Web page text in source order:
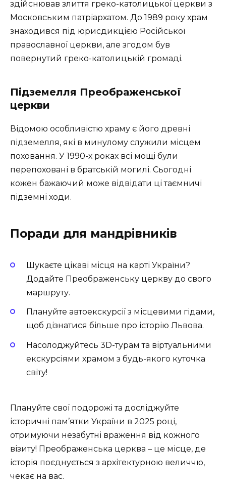
здійснював злиття греко-католицької церкви з
Московським патріархатом. До 1989 року храм
знаходився під юрисдикцією Російської
православної церкви, але згодом був
повернутий греко-католицькій громаді.
Підземелля Преображенської
церкви
Відомою особливістю храму є його древні
підземелля, які в минулому служили місцем
поховання. У 1990-х роках всі мощі були
перепоховані в братській могилі. Сьогодні
кожен бажаючий може відвідати ці таємничі
підземні ходи.
Поради для мандрівників
Шукаєте цікаві місця на карті України?
Додайте Преображенську церкву до свого
маршруту.
Плануйте автоекскурсії з місцевими гідами,
щоб дізнатися більше про історію Львова.
Насолоджуйтесь 3D-турам та віртуальними
екскурсіями храмом з будь-якого куточка
світу!
Плануйте свої подорожі та досліджуйте
історичні пам’ятки України в 2025 році,
отримуючи незабутні враження від кожного
візиту! Преображенська церква – це місце, де
історія поєднується з архітектурною величчю,
чекає на вас.